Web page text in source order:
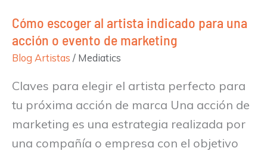
Cómo escoger al artista indicado para una
acción o evento de marketing
Blog Artistas / Mediatics
Claves para elegir el artista perfecto para
tu próxima acción de marca Una acción de
marketing es una estrategia realizada por
una compañía o empresa con el objetivo
o
evento
de
marketing